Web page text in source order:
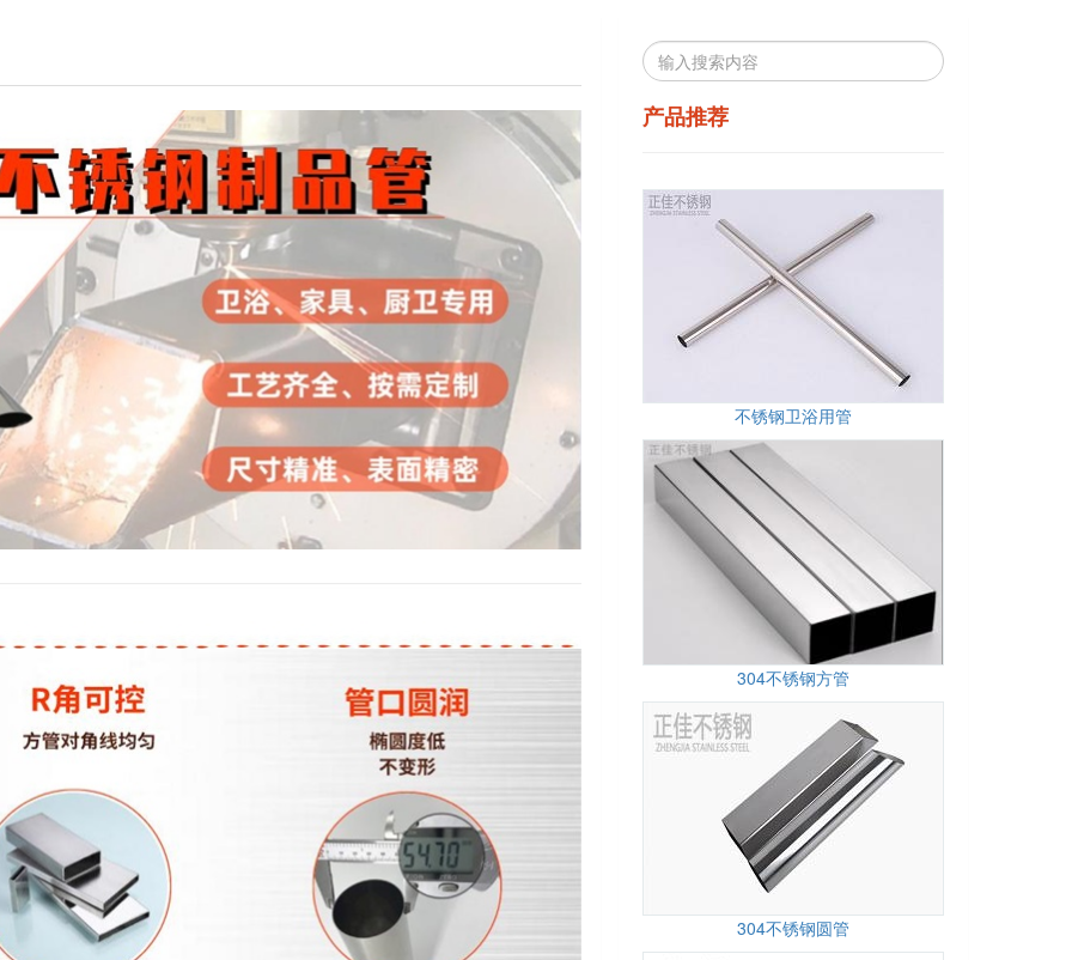
产品推荐
不锈钢卫浴用管
304不锈钢方管
304不锈钢圆管